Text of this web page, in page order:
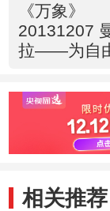
《万象》
20131207
拉——为自
相关推荐